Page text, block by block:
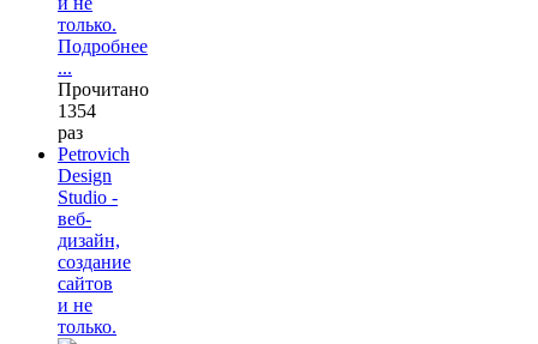
только.
Подробнее
...
Прочитано
1354
раз
Petrovich
Design
Studio -
веб-
дизайн,
создание
сайтов
и не
только.